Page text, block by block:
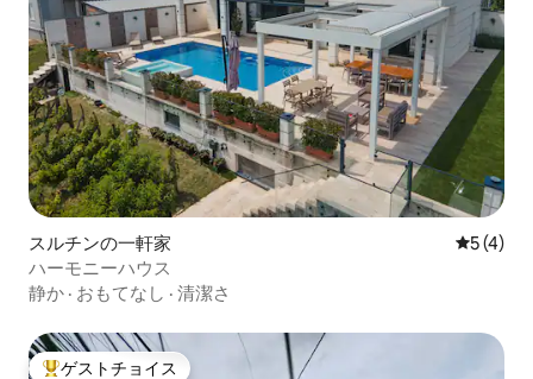
スルチンの一軒家 レビュー
5 (4)
ハーモニーハウス
静か · おもてなし · 清潔さ
ゲストチョイス